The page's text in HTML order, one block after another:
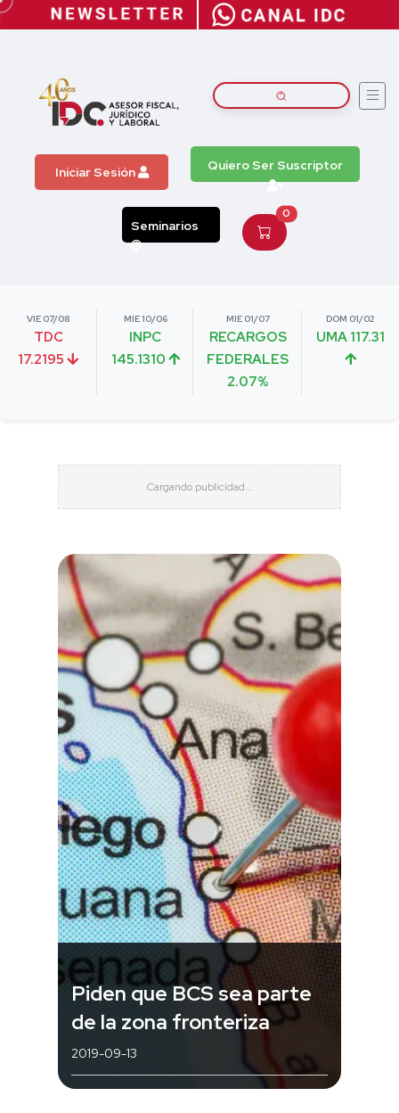
Iniciar Sesión Quiero Ser Suscriptor
Seminarios
0
VIE 07/08
TDC
17.2195
MIE 10/06
INPC
145.1310
MIE 01/07
RECARGOS
FEDERALES
2.07%
DOM 01/02
UMA 117.31
Piden que BCS sea parte
de la zona fronteriza
2019-09-13